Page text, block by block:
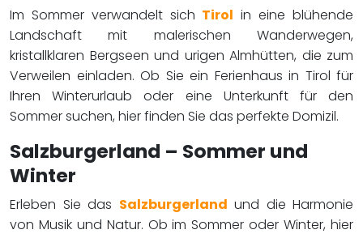
Im Sommer verwandelt sich Tirol in eine blühende
Landschaft mit malerischen Wanderwegen,
kristallklaren Bergseen und urigen Almhütten, die zum
Verweilen einladen. Ob Sie ein Ferienhaus in Tirol für
Ihren Winterurlaub oder eine Unterkunft für den
Sommer suchen, hier finden Sie das perfekte Domizil.
Salzburgerland – Sommer und
Winter
Erleben Sie das Salzburgerland und die Harmonie
von Musik und Natur. Ob im Sommer oder Winter, hier